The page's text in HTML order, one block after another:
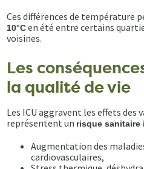
Ces différences de température
10°Cen été entre certains
voisines.
Les
la qualité de vie
Les ICU aggravent les effets des
représentent un risque sanitaire
Augmentation des
cardiovasculaires,